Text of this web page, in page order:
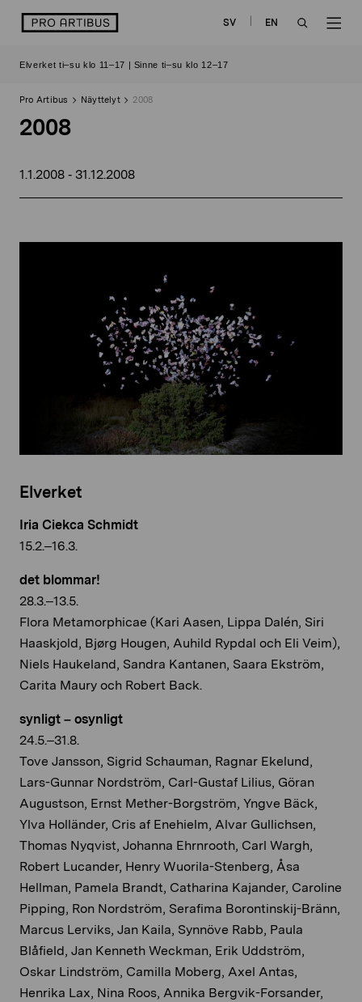
sisältöön
logo SV
EN
Elverket ti–su klo 11–17 | Sinne ti–su klo 12–17
Pro Artibus Näyttelyt 2008
2008
1.1.2008 - 31.12.2008
Elverket
Iria Ciekca Schmidt
15.2.–16.3.
det blommar!
28.3.–13.5.
Flora Metamorphicae (Kari Aasen, Lippa Dalén, Siri
Haaskjold, Bjørg Hougen, Auhild Rypdal och Eli Veim),
Niels Haukeland, Sandra Kantanen, Saara Ekström,
Carita Maury och Robert Back.
synligt – osynligt
24.5.–31.8.
Tove Jansson, Sigrid Schauman, Ragnar Ekelund,
Lars-Gunnar Nordström, Carl-Gustaf Lilius, Göran
Augustson, Ernst Mether-Borgström, Yngve Bäck,
Ylva Holländer, Cris af Enehielm, Alvar Gullichsen,
Thomas Nyqvist, Johanna Ehrnrooth, Carl Wargh,
Robert Lucander, Henry Wuorila-Stenberg, Åsa
Hellman, Pamela Brandt, Catharina Kajander, Caroline
Pipping, Ron Nordström, Serafima Borontinskij-Bränn,
Marcus Lerviks, Jan Kaila, Synnöve Rabb, Paula
Blåfield, Jan Kenneth Weckman, Erik Uddström,
Oskar Lindström, Camilla Moberg, Axel Antas,
Henrika Lax, Nina Roos, Annika Bergvik-Forsander,